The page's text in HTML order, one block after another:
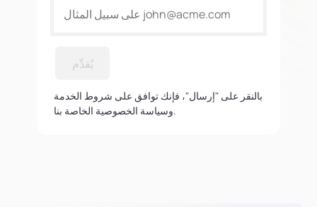
يُقدِّم
بالنقر على "إرسال"، فإنك توافق على شروط الخدمة
وسياسة الخصوصية الخاصة بنا.